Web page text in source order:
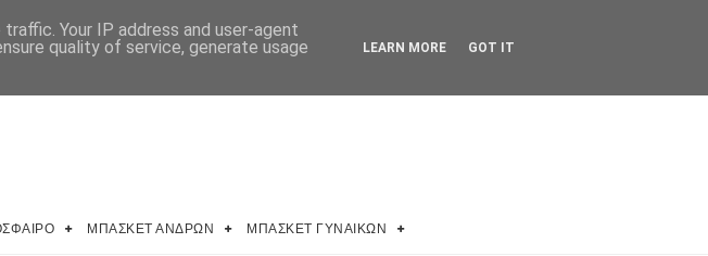
ΜΠΑΣΚΕΤ ΑΝΔΡΩΝ ΜΠΑΣΚΕΤ ΓΥΝΑΙΚΩΝ
Your IP address and user-agent
quality of service, generate usage
LEARN MORE GOT IT